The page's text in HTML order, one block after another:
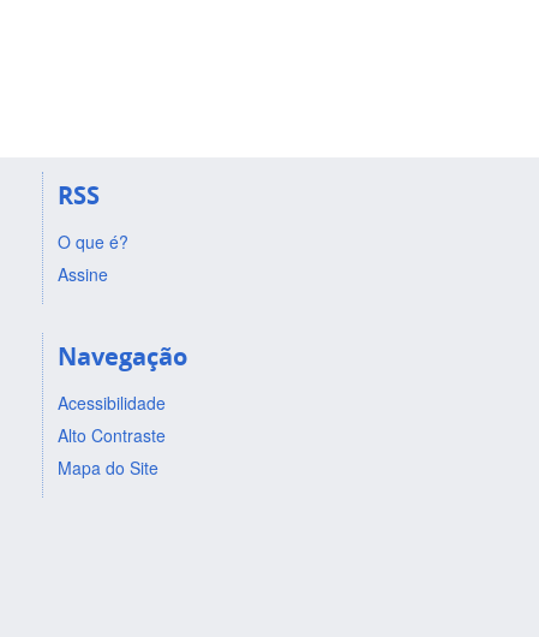
RSS
O que é?
Assine
Navegação
Acessibilidade
Alto Contraste
Mapa do Site